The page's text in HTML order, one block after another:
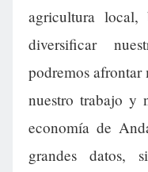
agricultura local,
diversificar
podremos
nuestro trabajo y
economía de
grandes datos,